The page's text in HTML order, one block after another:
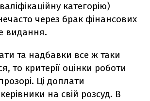
категорію)
через брак фінансових
видання.
та надбавки все ж таки
то критерії оцінки роботи
Ці доплати
на свій розсуд. В